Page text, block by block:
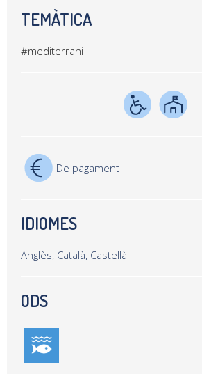
TEMÀTICA
#mediterrani
De pagament
IDIOMES
Anglès, Català, Castellà
ODS